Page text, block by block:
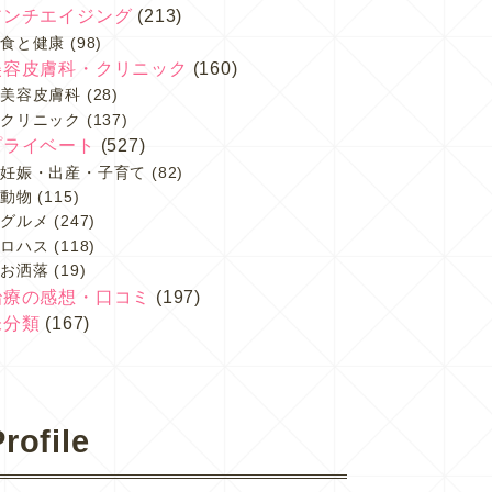
チエイジング (213)
食と健康 (98)
皮膚科・クリニック (160)
美容皮膚科 (28)
クリニック (137)
イベート (527)
妊娠・出産・子育て (82)
動物 (115)
グルメ (247)
ロハス (118)
お洒落 (19)
の感想・口コミ
(197)
類 (167)